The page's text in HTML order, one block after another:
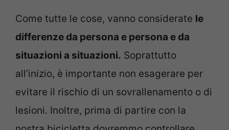
Come tutte le cose, vanno considerate le
differenze da persona e persona e da
situazioni a situazioni. Soprattutto
all’inizio, è importante non esagerare per
evitare il rischio di un sovrallenamento o di
lesioni. Inoltre, prima di partire con la